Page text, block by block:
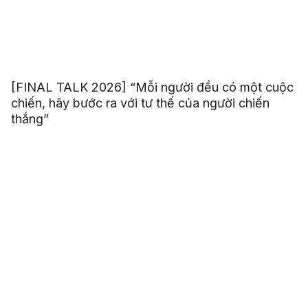
[FINAL TALK 2026] “Mỗi người đều có một cuộc
chiến, hãy bước ra với tư thế của người chiến
thắng”